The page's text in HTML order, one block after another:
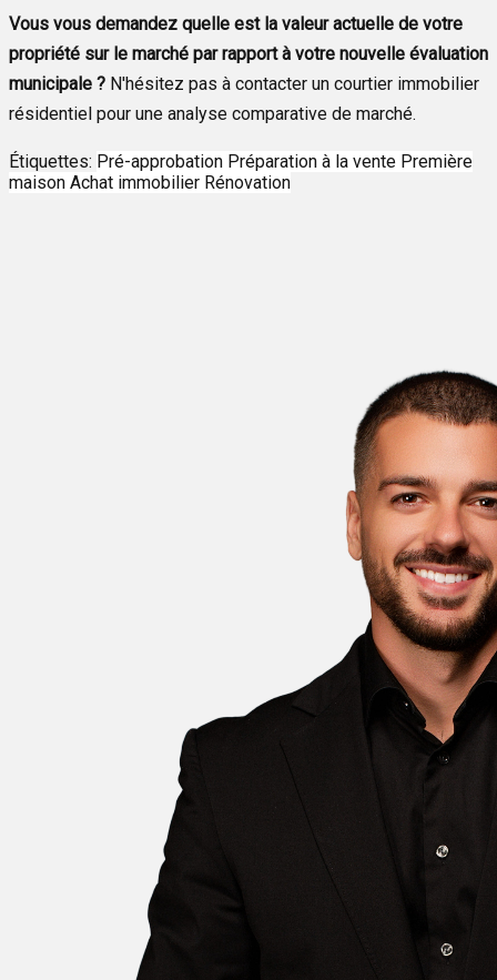
Vous vous demandez quelle est la valeur actuelle de votre
propriété sur le marché par rapport à votre nouvelle évaluation
municipale ? N'hésitez pas à contacter un courtier immobilier
résidentiel pour une analyse comparative de marché.
Étiquettes: Pré-approbation Préparation à la vente Première
maison Achat immobilier Rénovation